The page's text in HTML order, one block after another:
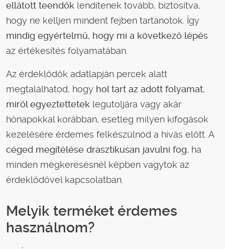
ellátott teendők lendítenek tovább, biztosítva,
hogy ne kelljen mindent fejben tartanotok. Így
mindig egyértelmű, hogy mi a következő lépés
az értékesítés folyamatában.
Az érdeklődők adatlapján percek alatt
megtalálhatod, hogy hol tart az adott folyamat,
miről egyeztettetek legutoljára vagy akár
hónapokkal korábban, esetleg milyen kifogások
kezelésére érdemes felkészülnöd a hívás előtt. A
céged megítélése drasztikusan javulni fog, ha
minden megkeresésnél képben vagytok az
érdeklődővel kapcsolatban.
Melyik terméket érdemes
használnom?